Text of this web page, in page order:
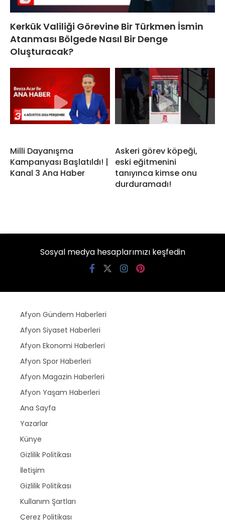
Kerkük Valiliği Görevine Bir Türkmen İsmin
Atanması Bölgede Nasıl Bir Denge
Oluşturacak?
Milli Dayanışma
Kampanyası Başlatıldı! |
Kanal 3 Ana Haber
Askeri görev köpeği,
eski eğitmenini
tanıyınca kimse onu
durduramadı!
Sosyal medya hesaplarımızı keşfedin
Afyon Gündem Haberleri
Afyon Siyaset Haberleri
Afyon Ekonomi Haberleri
Afyon Spor Haberleri
Afyon Magazin Haberleri
Afyon Yaşam Haberleri
Ana Sayfa
Yazarlar
Künye
Gizlilik Politikası
İletişim
Gizlilik Politikası
Kullanım Şartları
Çerez Politikası